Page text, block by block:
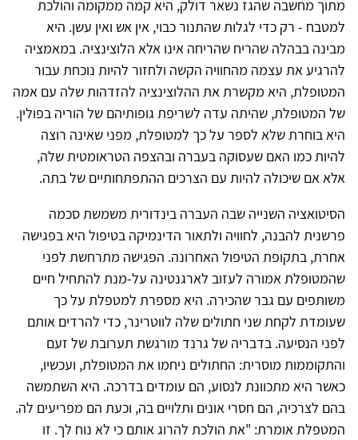
מתוך מחשבה שהגז נשאר דולק, היא קמה ממקומה והולכת
למטבח - רק כדי לגלות שהתנור כבוי, אין אש ואין עשן. היא
מבינה בבהלה שהריח שהריחה אינו אלא הלוצינציה. במאמציה
להרגיע את עצמה מהחוויה הקשה ולחזור להיות נוכחת עבור
המטופלת, היא מקשרת את ההלוצינציה להזדהות שלה עם אמה
של המטופלת, שהיתה עדה לשריפת גופותיהם של הוריה בפולין.
היא בוחרת שלא לספר על כך למטופלת, מפני שאינה רוצה
להיות כמו האם שעסוקה בעברה ובהצפה הטראומטית שלה,
אלא אם שיכולה להיות עם הצרכים ההתפתחותיים של בתה.
הסיטואציה השנייה שבה העברה בינדורית משמשת סכמה
פרשנית להבנה, לחוויה ולתאור הדינמיקה בטיפול היא בפגישה
אחרת, בתקופת הטיפול האחרונה. הפגישה מתרחשת לפני
שהמטופלת אמורה לעזוב לארגנטינה על-מנת להתחיל חיים
משותפים עם גבר שהכירה. היא מספרת למטפלת על כך
שעומדת לקחת שני חתולים שלה לווטרינר, כדי להרדים אותם
לפני הנסיעה. בדבריה של גרנד מורגשת תערובת של זעם
והתקוממות מוסרית: החתולים ניחמו את המטופלת, ועכשיו,
כאשר היא מתכוונת לנסוע, הם עומדים בדרכה. היא השתמשה
בהם לצרכיה, הם חסרי אונים ותלויים בה, וכעת הם מפריעים לה.
המטפלת אומרת: "את הולכת להרוג אותם כי לא נוח לך. זו